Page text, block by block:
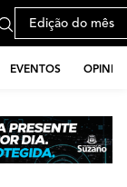
Edição do mês
EVENTOS